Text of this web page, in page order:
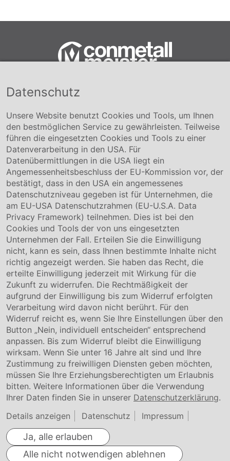
Conmetall Meister GmbH
+49 5141-180
info@conmetallmeister.de
www.conmetallmeister.de
Unternehmen
Über uns
Compliance
Hinweisgebersystem
Karriere
Service & Kontakt
Kontakt
Downloads
Garantiebedingungen
Zertifikate
Rechtliches
Impressum
AGB
Datenschutz
Cookie Einstellung
Datenschutz
Unsere Website benutzt Cookies und Tools, um Ihnen
den bestmöglichen Service zu gewährleisten. Teilweise
führen die eingesetzten Cookies und Tools zu einer
Datenverarbeitung in den USA. Für
Datenübermittlungen in die USA liegt ein
Angemessenheitsbeschluss der EU-Kommission vor, der
bestätigt, dass in den USA ein angemessenes
Datenschutzniveau gegeben ist für Unternehmen, die
am EU-USA Datenschutzrahmen (EU-U.S.A. Data
Privacy Framework) teilnehmen. Dies ist bei den
Cookies und Tools der von uns eingesetzten
Unternehmen der Fall. Erteilen Sie die Einwilligung
nicht, kann es sein, dass Ihnen bestimmte Inhalte nicht
richtig angezeigt werden. Sie haben das Recht, die
erteilte Einwilligung jederzeit mit Wirkung für die
Zukunft zu widerrufen. Die Rechtmäßigkeit der
aufgrund der Einwilligung bis zum Widerruf erfolgten
Verarbeitung wird davon nicht berührt. Für den
Widerruf reicht es, wenn Sie Ihre Einstellungen über den
Button „Nein, individuell entscheiden“ entsprechend
anpassen. Bis zum Widerruf bleibt die Einwilligung
wirksam. Wenn Sie unter 16 Jahre alt sind und Ihre
Zustimmung zu freiwilligen Diensten geben möchten,
müssen Sie Ihre Erziehungsberechtigten um Erlaubnis
bitten. Weitere Informationen über die Verwendung
Ihrer Daten finden Sie in unserer Datenschutzerklärung.
Details anzeigen
Datenschutz Impressum
Ja, alle erlauben
Alle nicht notwendigen ablehnen